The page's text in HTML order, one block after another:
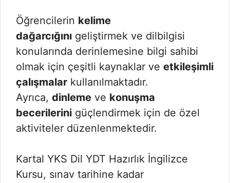
Öğrencilerin kelime
dağarcığını geliştirmek ve dilbilgisi
konularında derinlemesine bilgi sahibi
olmak için çeşitli kaynaklar ve etkileşimli
çalışmalar kullanılmaktadır.
Ayrıca, dinleme ve konuşma
becerilerini güçlendirmek için de özel
aktiviteler düzenlenmektedir.
Kartal YKS Dil YDT Hazırlık İngilizce
Kursu, sınav tarihine kadar